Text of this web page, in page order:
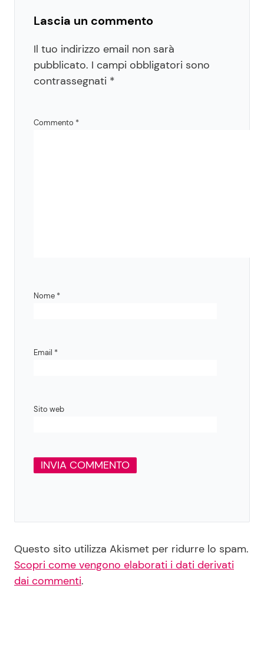
Lascia un commento
Il tuo indirizzo email non sarà
pubblicato. I campi obbligatori sono
contrassegnati *
Commento *
Nome *
Email *
Sito web
Questo sito utilizza Akismet per ridurre lo spam.
Scopri come vengono elaborati i dati derivati
dai commenti.